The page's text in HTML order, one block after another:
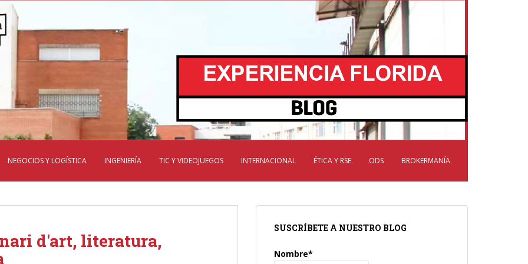
NEGOCIOS Y LOGÍSTICA INGENIERÍA TIC Y VIDEOJUEGOS INTERNACIONAL ÉTICA Y RSE ODS BROKERMANÍA
d'art, literatura,
SUSCRÍBETE A NUESTRO BLOG
Nombre*